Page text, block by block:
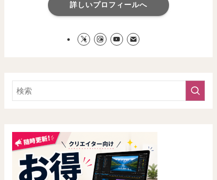
詳しいプロフィールへ